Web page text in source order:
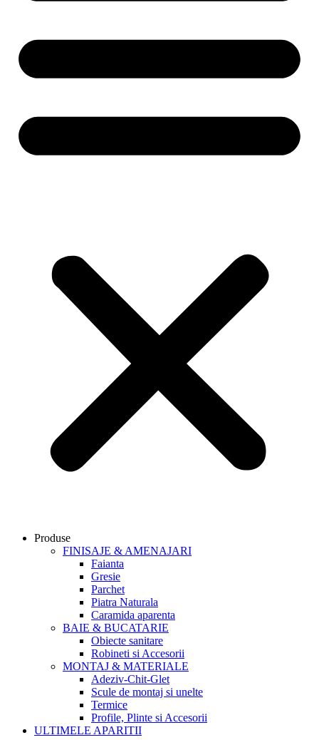
Produse
FINISAJE & AMENAJARI
Faianta
Gresie
Parchet
Piatra Naturala
Caramida aparenta
BAIE & BUCATARIE
Obiecte sanitare
Robineti si Accesorii
MONTAJ & MATERIALE
Adeziv-Chit-Glet
Scule de montaj si unelte
Termice
Profile, Plinte si Accesorii
ULTIMELE APARITII